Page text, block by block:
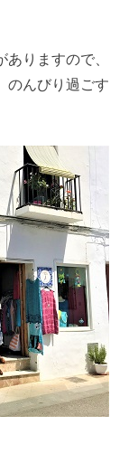
りますので、
、のんびり過ごす